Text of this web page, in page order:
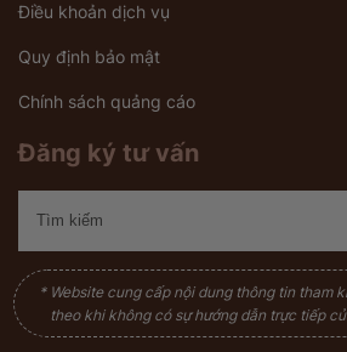
Điều khoản dịch vụ
Quy định bảo mật
Chính sách quảng cáo
Đăng ký tư vấn
* Website cung cấp nội dung thông tin tham
theo khi không có sự hướng dẫn trực tiếp